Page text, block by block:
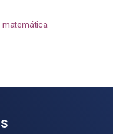
matemática